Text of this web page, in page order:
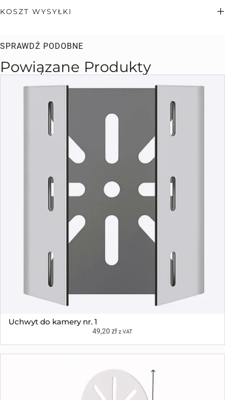
KOSZT WYSYŁKI
SPRAWDŹ PODOBNE
Powiązane Produkty
Uchwyt do kamery nr. 1
49,20 zł z VAT